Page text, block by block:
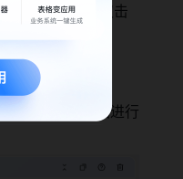
user_key 可双击
照对应接口文档进行